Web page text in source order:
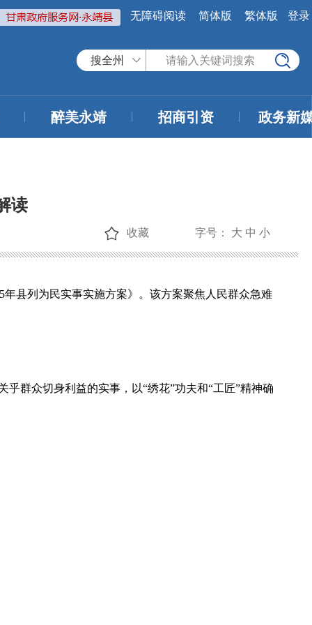
无障碍阅读 简体版 繁体版 登录
搜全州
醉美永靖 招商引资 政务新
读
字号： 大 中 小
收藏
县列为民实事实施方案》。该方案聚焦人民群众急难
群众切身利益的实事，以“绣花”功夫和“工匠”精神确